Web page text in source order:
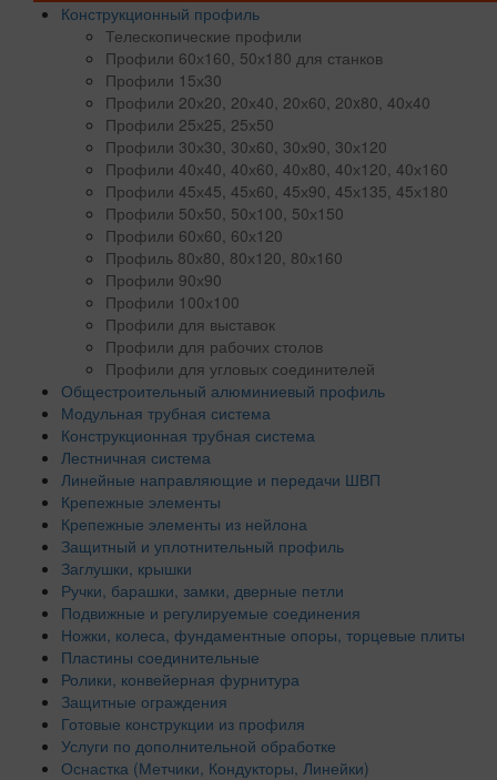
Конструкционный профиль
Телескопические профили
Профили 60х160, 50х180 для станков
Профили 15х30
Профили 20х20, 20х40, 20х60, 20x80, 40х40
Профили 25х25, 25х50
Профили 30х30, 30х60, 30х90, 30х120
Профили 40х40, 40х60, 40х80, 40х120, 40х160
Профили 45х45, 45х60, 45х90, 45х135, 45х180
Профили 50х50, 50х100, 50х150
Профили 60х60, 60х120
Профиль 80х80, 80х120, 80х160
Профили 90х90
Профили 100х100
Профили для выставок
Профили для рабочих столов
Профили для угловых соединителей
Общестроительный алюминиевый профиль
Модульная трубная система
Конструкционная трубная система
Лестничная система
Линейные направляющие и передачи ШВП
Крепежные элементы
Крепежные элементы из нейлона
Защитный и уплотнительный профиль
Заглушки, крышки
Ручки, барашки, замки, дверные петли
Подвижные и регулируемые соединения
Ножки, колеса, фундаментные опоры, торцевые плиты
Пластины соединительные
Ролики, конвейерная фурнитура
Защитные ограждения
Готовые конструкции из профиля
Услуги по дополнительной обработке
Оснастка (Метчики, Кондукторы, Линейки)